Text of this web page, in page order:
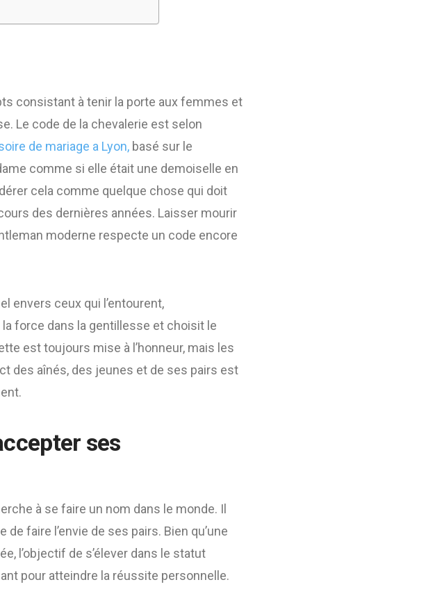
consistant à tenir la porte aux femmes et
Le code de la chevalerie est selon
de mariage a Lyon, basé sur le
comme si elle était une demoiselle en
cela comme quelque chose qui doit
des dernières années. Laisser mourir
moderne respecte un code encore
envers ceux qui l’entourent,
force dans la gentillesse et choisit le
est toujours mise à l’honneur, mais les
des aînés, des jeunes et de ses pairs est
ses
à se faire un nom dans le monde. Il
faire l’envie de ses pairs. Bien qu’une
l’objectif de s’élever dans le statut
pour atteindre la réussite personnelle.